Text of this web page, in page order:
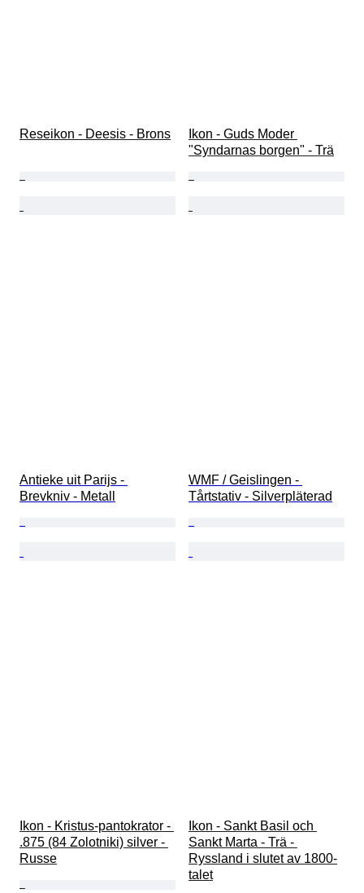
Reseikon - Deesis - Brons
Ikon - Guds Moder
"Syndarnas borgen" - Trä
Antieke uit Parijs -
Brevkniv - Metall
WMF / Geislingen -
Tårtstativ - Silverpläterad
Ikon - Kristus-pantokrator -
.875 (84 Zolotniki) silver -
Russe
Ikon - Sankt Basil och
Sankt Marta - Trä -
Ryssland i slutet av 1800-
talet